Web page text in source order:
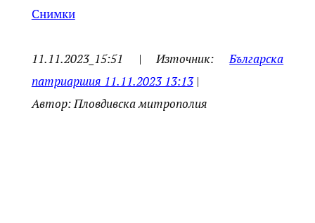
Снимки
11.11.2023_15:51 | Източник:Българска
патриаршия 11.11.2023 13:13|
Автор: Пловдивска митрополия